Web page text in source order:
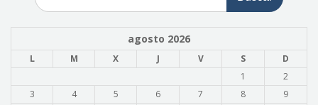
entradas
agosto 2026
L M X J V S
D
1
2
3
4 5 6 7 8
9